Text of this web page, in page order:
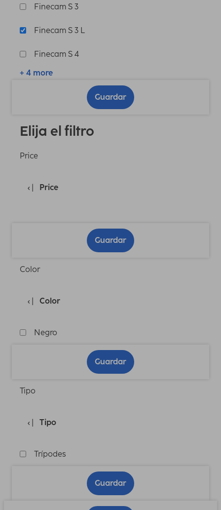
Finecam S 3
Finecam S 3 L
Finecam S 4
+ 4 more
Guardar
Elija el filtro
Price
Price
Guardar
Color
Color
Negro
Guardar
Tipo
Tipo
Trípodes
Guardar